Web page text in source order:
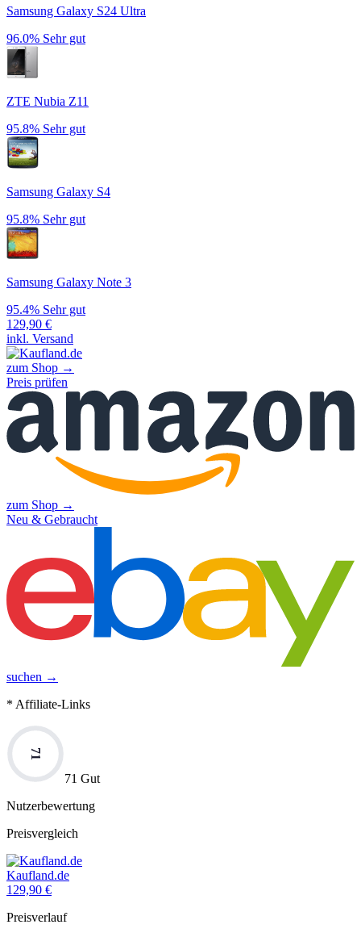
Samsung Galaxy S24 Ultra
96.0% Sehr gut
ZTE Nubia Z11
95.8% Sehr gut
Samsung Galaxy S4
95.8% Sehr gut
Samsung Galaxy Note 3
95.4% Sehr gut
129,90 €
inkl. Versand
zum Shop →
Preis prüfen
zum Shop →
Neu & Gebraucht
suchen →
* Affiliate-Links
71
71 Gut
Nutzerbewertung
Preisvergleich
Kaufland.de
129,90 €
Preisverlauf